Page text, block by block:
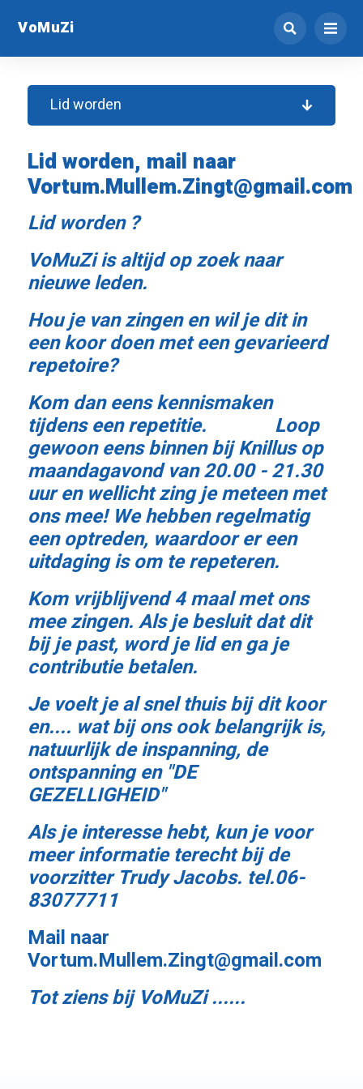
VoMuZi
Lid worden
Lid worden, mail naar
Vortum.Mullem.Zingt@gmail.com
Lid worden ?
VoMuZi is altijd op zoek naar
nieuwe leden.
Hou je van zingen en wil je dit in
een koor doen met een gevarieerd
repetoire?
Kom dan eens kennismaken
tijdens een repetitie. Loop
gewoon eens binnen bij Knillus op
maandagavond van 20.00 - 21.30
uur en wellicht zing je meteen met
ons mee! We hebben regelmatig
een optreden, waardoor er een
uitdaging is om te repeteren.
Kom vrijblijvend 4 maal met ons
mee zingen. Als je besluit dat dit
bij je past, word je lid en ga je
contributie betalen.
Je voelt je al snel thuis bij dit koor
en.... wat bij ons ook belangrijk is,
natuurlijk de inspanning, de
ontspanning en "DE
GEZELLIGHEID"
Als je interesse hebt, kun je voor
meer informatie terecht bij de
voorzitter Trudy Jacobs. tel.06-
83077711
Mail naar
Vortum.Mullem.Zingt@gmail.com
Tot ziens bij VoMuZi ......